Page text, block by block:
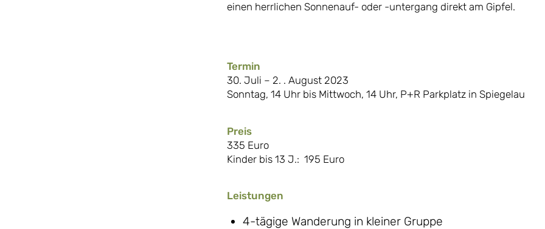
einen herrlichen Sonnenauf- oder -untergang direkt am Gipfel.
Termin
30. Juli – 2. . August 2023
Sonntag, 14 Uhr bis Mittwoch, 14 Uhr, P+R Parkplatz in Spiegelau
Preis
335 Euro
Kinder bis 13 J.: 195 Euro
Leistungen
4-tägige Wanderung in kleiner Gruppe